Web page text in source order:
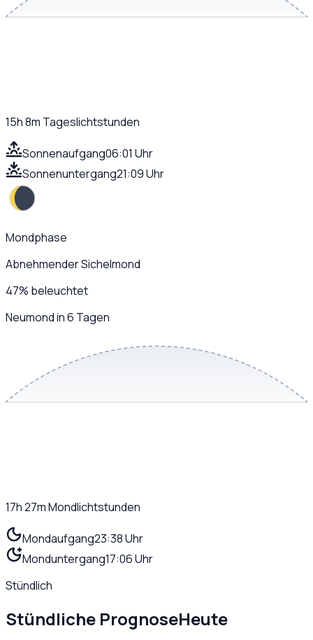
15h 8m Tageslichtstunden
Sonnenaufgang06:01 Uhr
Sonnenuntergang21:09 Uhr
Mondphase
Abnehmender Sichelmond
47% beleuchtet
Neumond in 6 Tagen
17h 27mMondlichtstunden
Mondaufgang23:38 Uhr
Monduntergang17:06 Uhr
Stündlich
Stündliche PrognoseHeute